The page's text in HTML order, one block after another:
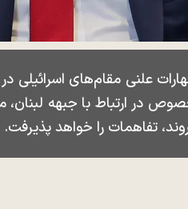
علنی مقام‌های اسرائیلی
در ارتباط با جبهه
تفاهمات را خواهد پذیرفت.